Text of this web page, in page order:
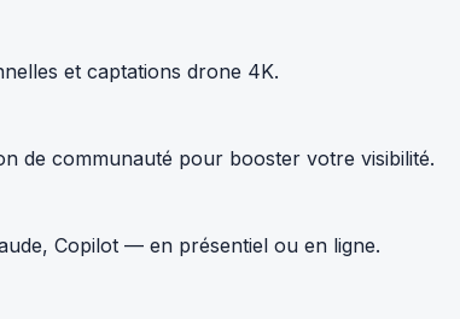
et captations drone 4K.
de communauté pour booster votre visibilité.
Copilot — en présentiel ou en ligne.